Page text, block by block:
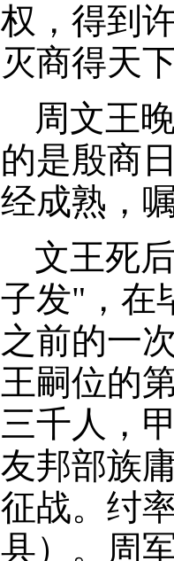
权，得到
灭商得天
周文王
的是殷商
经成熟，
文王死
子发"，在
之前的一
王嗣位的
三千人，
友邦部族
征战。纣
县）。周